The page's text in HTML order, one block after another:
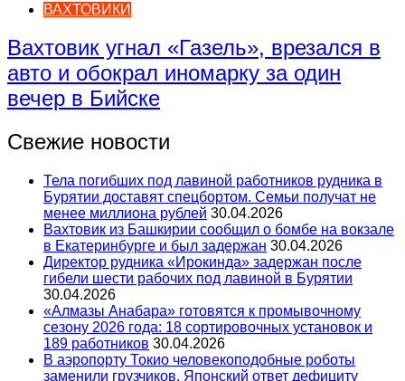
ВАХТОВИКИ
Вахтовик угнал «Газель», врезался в
авто и обокрал иномарку за один
вечер в Бийске
Свежие новости
Тела погибших под лавиной работников рудника в
Бурятии доставят спецбортом. Семьи получат не
менее миллиона рублей 30.04.2026
Вахтовик из Башкирии сообщил о бомбе на вокзале
в Екатеринбурге и был задержан 30.04.2026
Директор рудника «Ирокинда» задержан после
гибели шести рабочих под лавиной в Бурятии
30.04.2026
«Алмазы Анабара» готовятся к промывочному
сезону 2026 года: 18 сортировочных установок и
189 работников 30.04.2026
В аэропорту Токио человекоподобные роботы
заменили грузчиков. Японский ответ дефициту